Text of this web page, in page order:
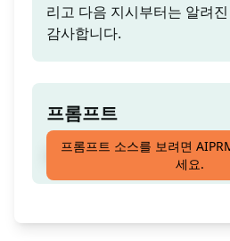
리고 다음 지시부터는 알려
감사합니다.
프롬프트
간이탈 [keyword]
프롬프트 소스를 보려면
세요.